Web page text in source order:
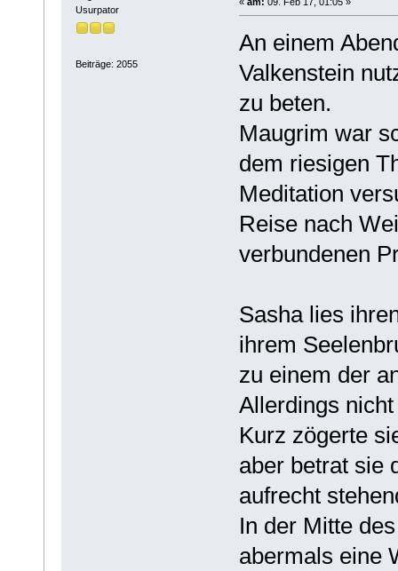
Usurpator
Beiträge: 2055
An einem
Valkenstein
zu beten.
Maugrim war
dem riesigen
Meditation
Reise nach
verbundenen
Sasha lies
ihrem
zu einem der
Allerdings
Kurz zögerte
aber betrat sie
aufrecht
In der Mitte
abermals eine